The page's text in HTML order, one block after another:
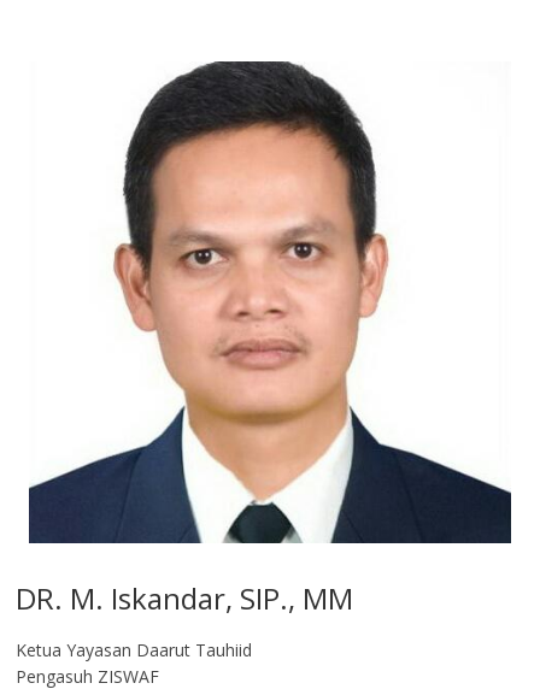
DR. M. Iskandar, SIP., MM
Ketua Yayasan Daarut Tauhiid
Pengasuh ZISWAF